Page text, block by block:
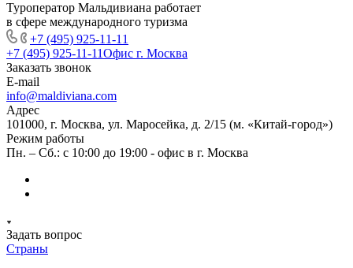
Туроператор Мальдивиана работает
в сфере международного туризма
+7 (495) 925-11-11
+7 (495) 925-11-11Офис г. Москва
Заказать звонок
E-mail
info@maldiviana.com
Адрес
101000, г. Москва, ул. Маросейка, д. 2/15 (м. «Китай-город»)
Режим работы
Пн. – Сб.: с 10:00 до 19:00 - офис в г. Москва
Задать вопрос
Страны